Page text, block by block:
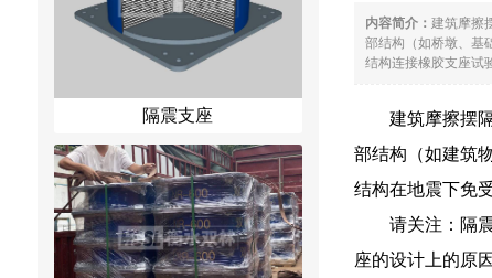
隔震支座
内容简介： 建筑摩擦
部结构（如桥墩、基
结构连接橡胶支座试
建筑摩擦摆
部结构（如建筑
结构在地震下免
请关注：隔
座的设计上的原